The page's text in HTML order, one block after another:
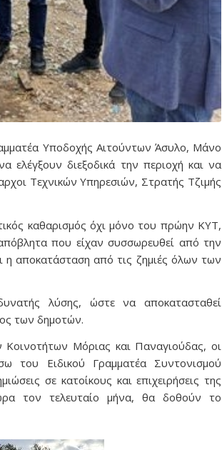
Υποδοχής Αιτούντων Άσυλο, Μάνο
ελέγξουν διεξοδικά την περιοχή και να
Τεχνικών Υπηρεσιών, Στρατής Τζιμής
καθαρισμός όχι μόνο του πρώην ΚΥΤ,
που είχαν συσσωρευθεί από την
αποκατάσταση από τις ζημιές όλων των
λύσης, ώστε να αποκατασταθεί
των δημοτών.
Μόριας και Παναγιούδας, οι
του Ειδικού Γραμματέα Συντονισμού
σε κατοίκους και επιχειρήσεις της
τον τελευταίο μήνα, θα δοθούν το